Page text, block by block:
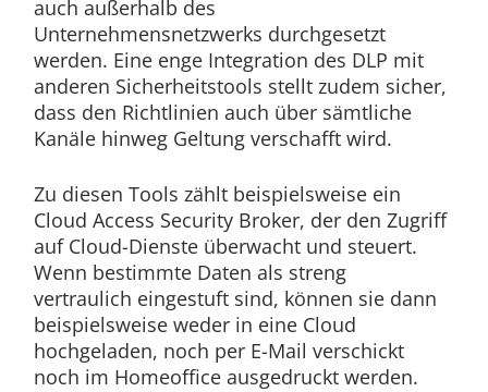
auch außerhalb des
Unternehmensnetzwerks durchgesetzt
werden. Eine enge Integration des DLP mit
anderen Sicherheitstools stellt zudem sicher,
dass den Richtlinien auch über sämtliche
Kanäle hinweg Geltung verschafft wird.
Zu diesen Tools zählt beispielsweise ein
Cloud Access Security Broker, der den Zugriff
auf Cloud-Dienste überwacht und steuert.
Wenn bestimmte Daten als streng
vertraulich eingestuft sind, können sie dann
beispielsweise weder in eine Cloud
hochgeladen, noch per E-Mail verschickt
noch im Homeoffice ausgedruckt werden.